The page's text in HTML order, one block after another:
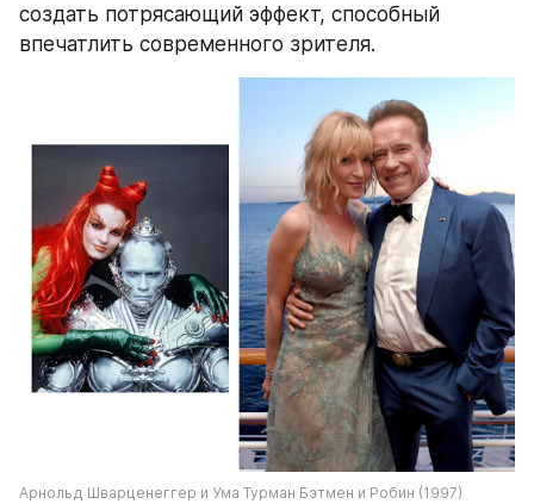
создать потрясающий эффект, способный
впечатлить современного зрителя.
Арнольд Шварценеггер и Ума Турман Бэтмен и Робин (1997)